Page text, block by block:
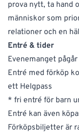
prova nytt, ta hand
människor som
relationer och en
Entré & tider
Evenemanget
Entré med förköp
ett Helgpass
* fri entré för barn
Entré kan även
Förköpsbiljetter är